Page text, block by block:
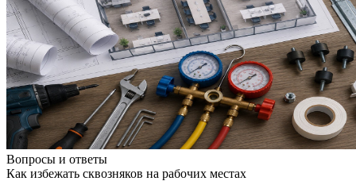
Вопросы и ответы
Как избежать сквозняков на рабочих местах